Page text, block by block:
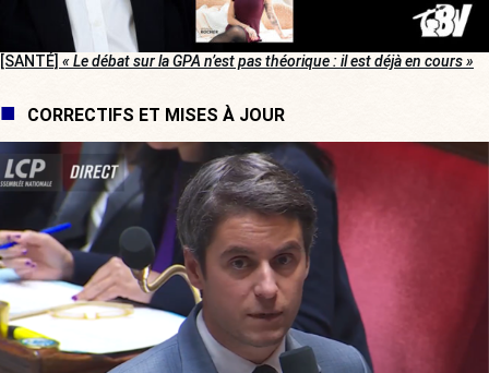
[SANTÉ] « Le débat sur la GPA n’est pas théorique : il est déjà en cours »
CORRECTIFS ET MISES À JOUR